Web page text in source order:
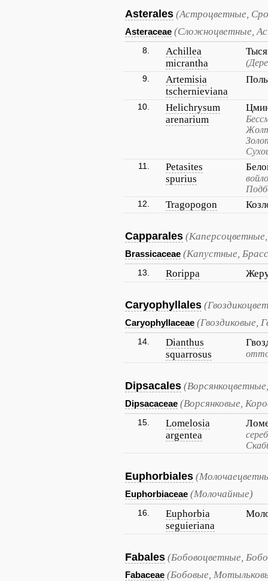
Asterales (Астроцветные,
Asteraceae (Сложноцветные,
8.
Achillea
micrantha
9.
Artemisia
tschernieviana
10.
Helichrysum
arenarium
11.
Petasites
spurius
12. Tragopogon
Capparales
Brassicaceae (Капустные,
13. Rorippa
Caryophyllales
Caryophyllaceae (Гвоздиковые,
14.
Dianthus
squarrosus
Dipsacales
Dipsacaceae (Ворсянковые,
15.
Lomelosia
argentea
Euphorbiales
Euphorbiaceae (Молочайные)
16.
Euphorbia
seguieriana
Fabales (Бобовоцветные,
Fabaceae (Бобовые,